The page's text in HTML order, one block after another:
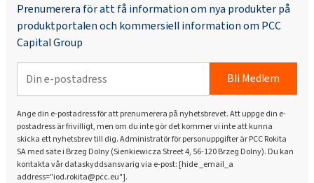
Prenumerera för att få information om nya produkter på
produktportalen och kommersiell information om PCC
Capital Group
Bli Medlem
Ange din e-postadress för att prenumerera på nyhetsbrevet. Att uppge din e-
postadress är frivilligt, men om du inte gör det kommer vi inte att kunna
skicka ett nyhetsbrev till dig. Administratör för personuppgifter är PCC Rokita
SA med säte i Brzeg Dolny (Sienkiewicza Street 4, 56-120 Brzeg Dolny). Du kan
kontakta vår dataskyddsansvarig via e-post: [hide _email_a
address="iod.rokita@pcc.eu"].